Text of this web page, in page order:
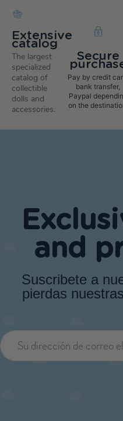
Extensive
catalog
The largest
specialized
catalog of
collectible
dolls and
accessories.
Secure
Pay by credit
bank transfer,
Paypal
on the
and
Suscribete a
pierdas